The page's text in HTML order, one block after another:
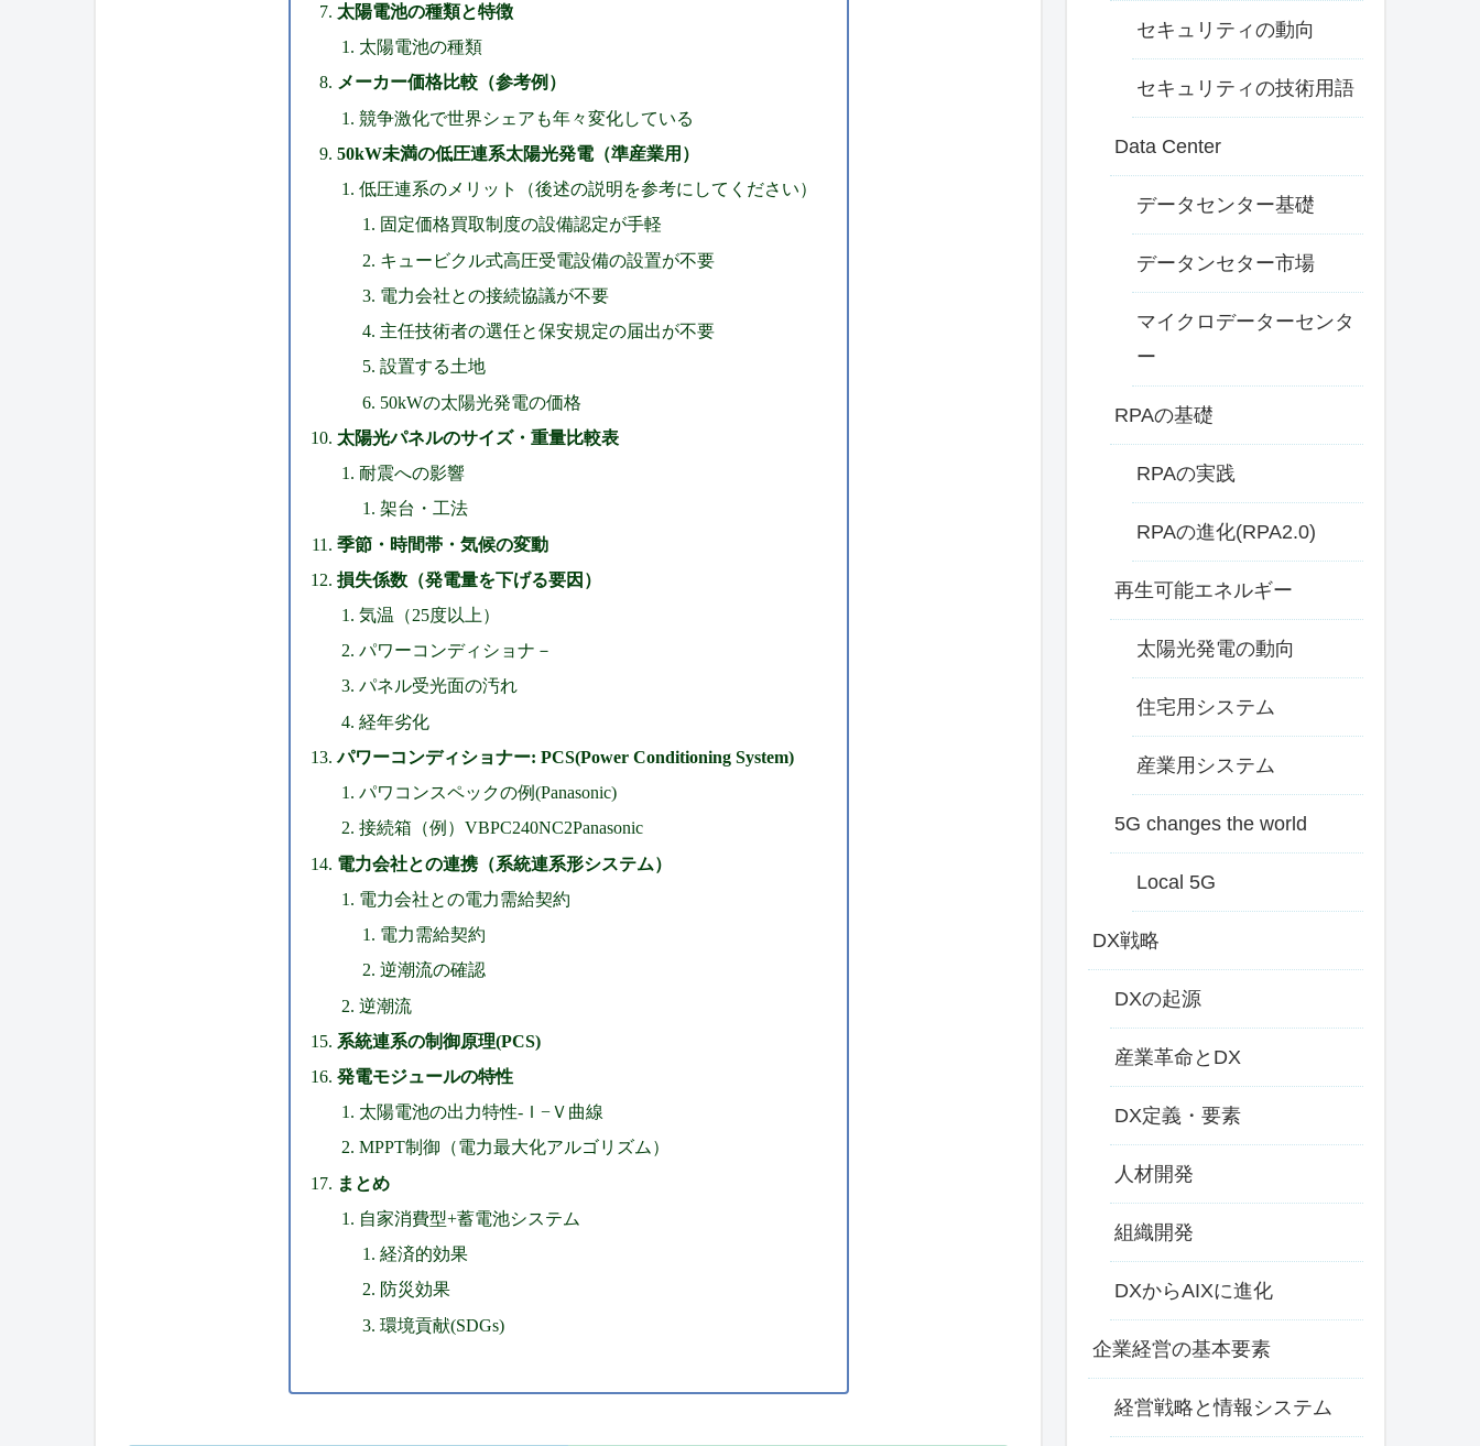
太陽電池の種類と特徴
太陽電池の種類
メーカー価格比較（参考例）
競争激化で世界シェアも年々変化している
50kW未満の低圧連系太陽光発電（準産業用）
低圧連系のメリット（後述の説明を参考にしてください）
固定価格買取制度の設備認定が手軽
キュービクル式高圧受電設備の設置が不要
電力会社との接続協議が不要
主任技術者の選任と保安規定の届出が不要
設置する土地
50kWの太陽光発電の価格
太陽光パネルのサイズ・重量比較表
耐震への影響
架台・工法
季節・時間帯・気候の変動
損失係数（発電量を下げる要因）
気温（25度以上）
パワーコンディショナ－
パネル受光面の汚れ
経年劣化
パワーコンディショナー: PCS(Power Conditioning System)
パワコンスペックの例(Panasonic)
接続箱（例）VBPC240NC2Panasonic
電力会社との連携（系統連系形システム）
電力会社との電力需給契約
電力需給契約
逆潮流の確認
逆潮流
系統連系の制御原理(PCS)
発電モジュールの特性
太陽電池の出力特性-Ｉ−Ｖ曲線
MPPT制御（電力最大化アルゴリズム）
まとめ
自家消費型+蓄電池システム
経済的効果
防災効果
環境貢献(SDGs)
セキュリティの動向
セキュリティの技術用語
Data Center
データセンター基礎
データンセター市場
マイクロデーターセンタ
ー
RPAの基礎
RPAの実践
RPAの進化(RPA2.0)
再生可能エネルギー
太陽光発電の動向
住宅用システム
産業用システム
5G changes the world
Local 5G
DX戦略
DXの起源
産業革命とDX
DX定義・要素
人材開発
組織開発
DXからAIXに進化
企業経営の基本要素
経営戦略と情報システム